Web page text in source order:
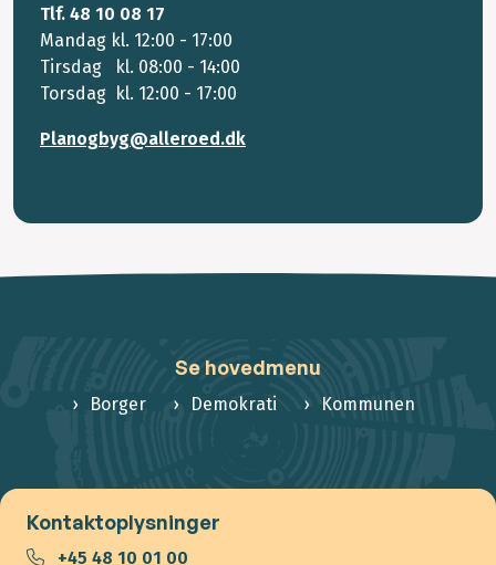
Tlf. 48 10 08 17
Mandag kl. 12:00 - 17:00
Tirsdag kl. 08:00 - 14:00
Torsdag kl. 12:00 - 17:00
Planogbyg@alleroed.dk
Se hovedmenu
Borger Demokrati Kommunen
Kontaktoplysninger
+45 48 10 01 00